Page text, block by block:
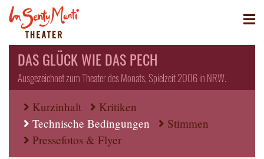
DAS GLÜCK WIE DAS PECH
Ausgezeichnet zum Theater des Monats, Spielzeit 2006 in NRW.
Kurzinhalt
Kritiken
Technische Bedingungen
Stimmen
Pressefotos & Flyer